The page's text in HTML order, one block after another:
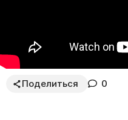
Поделиться 0